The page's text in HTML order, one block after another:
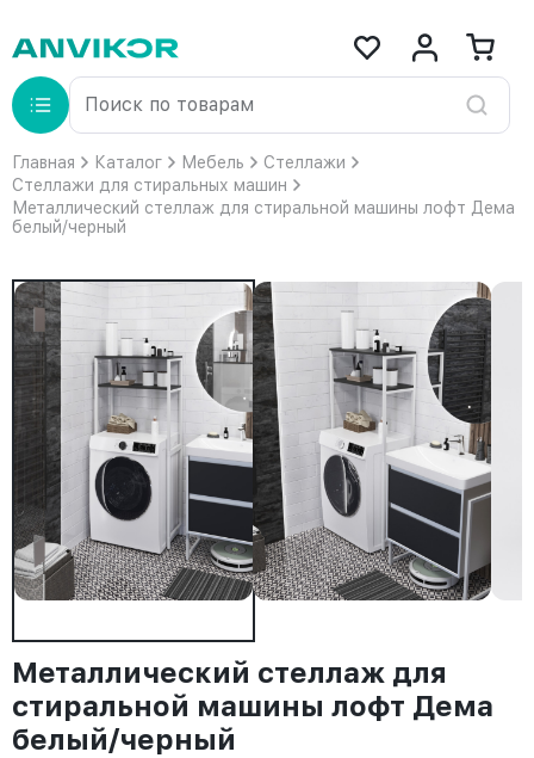
Главная Каталог Мебель
Стеллажи
Стеллажи для стиральных машин
Металлический стеллаж для стиральной машины лофт Дема
белый/черный
Металлический стеллаж для
стиральной машины лофт Дема
белый/черный